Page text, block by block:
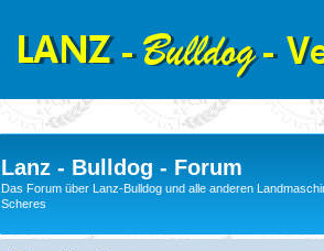
Lanz - Bulldog - Forum
Das Forum über Lanz-Bulldog und alle anderen
Scheres